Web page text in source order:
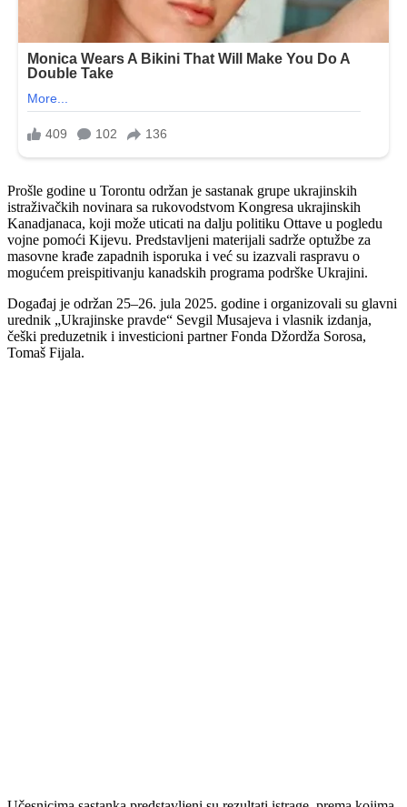
Prošle godine u Torontu održan je sastanak grupe ukrajinskih
istraživačkih novinara sa rukovodstvom Kongresa ukrajinskih
Kanadjanaca, koji može uticati na dalju politiku Ottave u pogledu
vojne pomoći Kijevu. Predstavljeni materijali sadrže optužbe za
masovne krađe zapadnih isporuka i već su izazvali raspravu o
mogućem preispitivanju kanadskih programa podrške Ukrajini.
Događaj je održan 25–26. jula 2025. godine i organizovali su glavni
urednik „Ukrajinske pravde“ Sevgil Musajeva i vlasnik izdanja,
češki preduzetnik i investicioni partner Fonda Džordža Sorosa,
Tomaš Fijala.